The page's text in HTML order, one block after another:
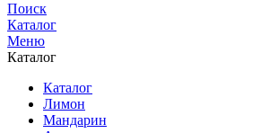
Поиск
Каталог
Меню
Каталог
Каталог
Лимон
Мандарин